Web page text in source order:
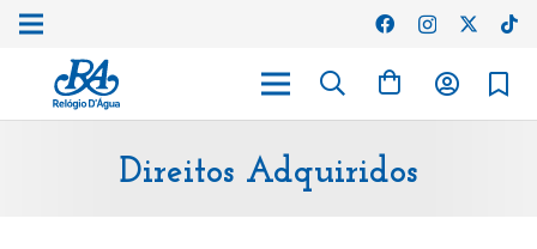
Direitos Adquiridos